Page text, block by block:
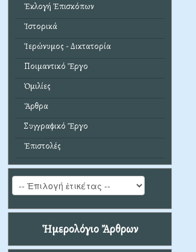
Ἐκλογή Ἐπισκόπων
Ἱστορικά
Ἱερώνυμος - Δικτατορία
Ποιμαντικό Ἔργο
Ὁμιλίες
Ἄρθρα
Συγγραφικό Ἔργο
Ἐπιστολές
Ἡμερολόγιο Ἄρθρων